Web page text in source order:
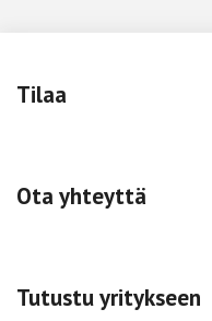
Tilaa
Ota yhteyttä
Tutustu yritykseen